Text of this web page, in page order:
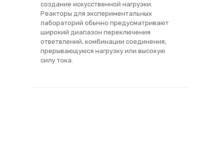
создание искусственной нагрузки.
Реакторы для экспериментальных
лабораторий обычно предусматривают
широкий диапазон переключения
ответвлений, комбинации соединения,
прерывающуюся нагрузку или высокую
силу тока.